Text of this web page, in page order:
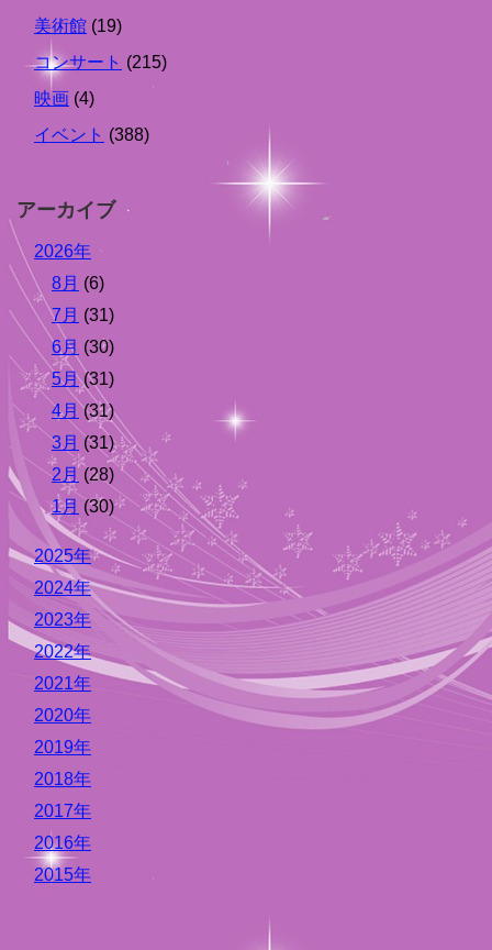
美術館 (19)
コンサート (215)
映画 (4)
イベント (388)
アーカイブ
2026年
8月 (6)
7月 (31)
6月 (30)
5月(31)
4月 (31)
3月 (31)
2月 (28)
1月 (30)
2025年
2024年
2023年
2022年
2021年
2020年
2019年
2018年
2017年
2016年
2015年